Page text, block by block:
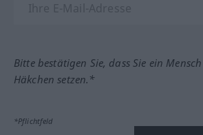
Bitte bestätigen Sie, dass Sie ein
Häkchen setzen.*
*Pflichtfeld